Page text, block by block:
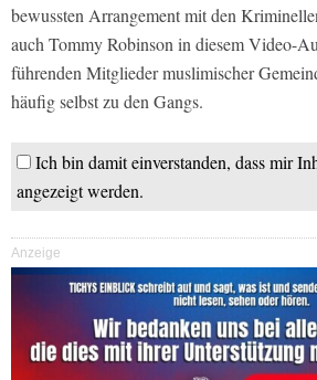
bewussten Arrangement mit den
auch Tommy Robinson in diesem Video-
führenden Mitglieder muslimischer
häufig selbst zu den Gangs.
Ich bin damit einverstanden, dass mir
angezeigt werden.
Anzeige